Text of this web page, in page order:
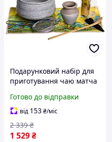
Подарунковий набір для
приготування чаю матча
Готово до відправки
від 153₴/міс
1 529₴
2 339 ₴